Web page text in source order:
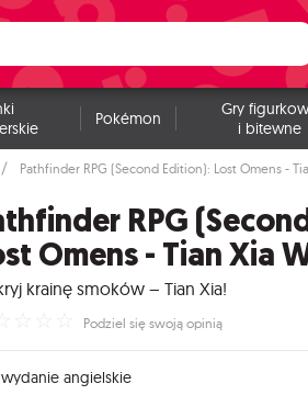
Pokémon
Gry
i bitewne
Pathfinder RPG (Second Edition): Lost Omens -
RPG
Omens - Tian Xia
krainę smoków – Tian Xia!
Podziel się swoją opinią
wydanie angielskie